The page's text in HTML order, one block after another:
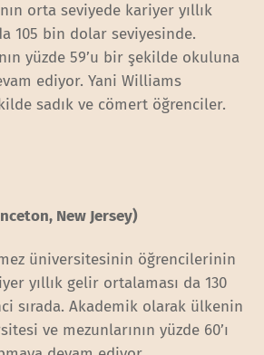
orta seviyede kariyer yıllık
105 bin dolar seviyesinde.
yüzde 59’u bir şekilde okuluna
ediyor. Yani Williams
sadık ve cömert öğrenciler.
New Jersey)
üniversitesinin öğrencilerinin
yıllık gelir ortalaması da 130
sırada. Akademik olarak ülkenin
ve mezunlarının yüzde 60’ı